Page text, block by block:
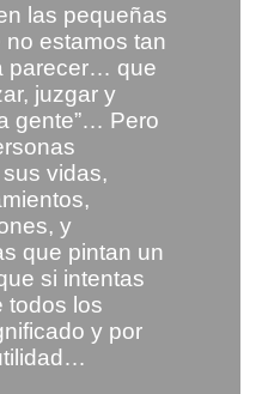
las pequeñas
estamos tan
parecer… que
juzgar y
gente”… Pero
vidas,
y
que pintan un
si intentas
todos los
y por